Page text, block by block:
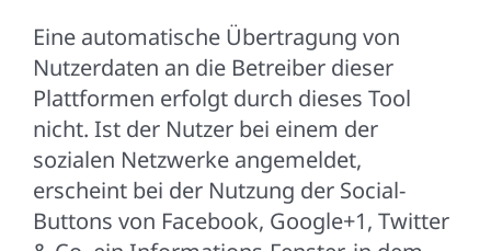
Eine automatische Übertragung von
Nutzerdaten an die Betreiber dieser
Plattformen erfolgt durch dieses Tool
nicht. Ist der Nutzer bei einem der
sozialen Netzwerke angemeldet,
erscheint bei der Nutzung der Social-
Buttons von Facebook, Google+1, Twitter